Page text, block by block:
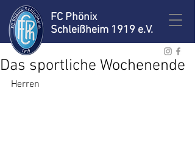
FC Phönix
Schleißheim 1919 e.V.
Das sportliche Wochenende
Herren